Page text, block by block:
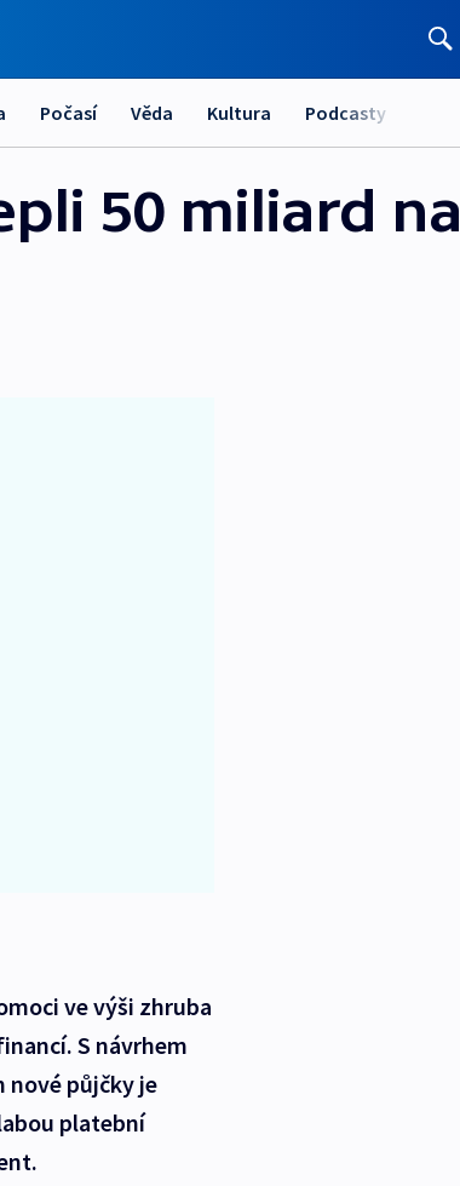
Počasí Věda Kultura Podcasty
50 miliard na
ve výši zhruba
S návrhem
nové půjčky je
platební